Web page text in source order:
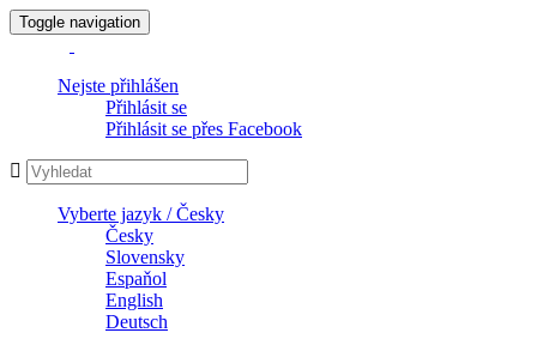
Toggle navigation
Nejste přihlášen
Přihlásit se
Přihlásit se přes Facebook
Vyberte jazyk / Česky
Česky
Slovensky
Espaňol
English
Deutsch